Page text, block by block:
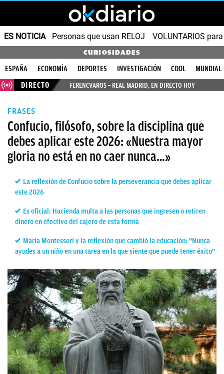
ES NOTICIA Personas que usan RELOJ VOLUNTARIOS
CURIOSIDADES
ESPAÑA ECONOMÍA DEPORTES INVESTIGACIÓN COOL
MUNDIAL
DIRECTO
FERENCVAROS – REAL MADRID, EN DIRECTO HOY
FRASES
Confucio, filósofo, sobre la disciplina que
debes aplicar este 2026: «Nuestra mayor
gloria no está en no caer nunca…»
La reflexión de Confucio sobre la perseverancia que debes aplicar
este 2026
Es oficial: Hacienda multa a las personas que ingresen o retiren
dinero en efectivo del cajero de esta forma
Maria Montessori y la reflexión que cambió la educación: "Nunca
ayudes a un niño en una tarea en la que siente que puede tener éxito"